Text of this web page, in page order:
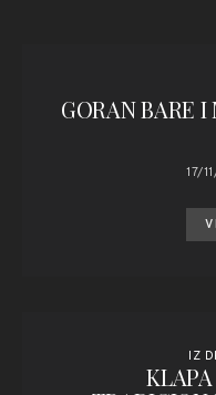
GORAN BARE I
17/
IZ